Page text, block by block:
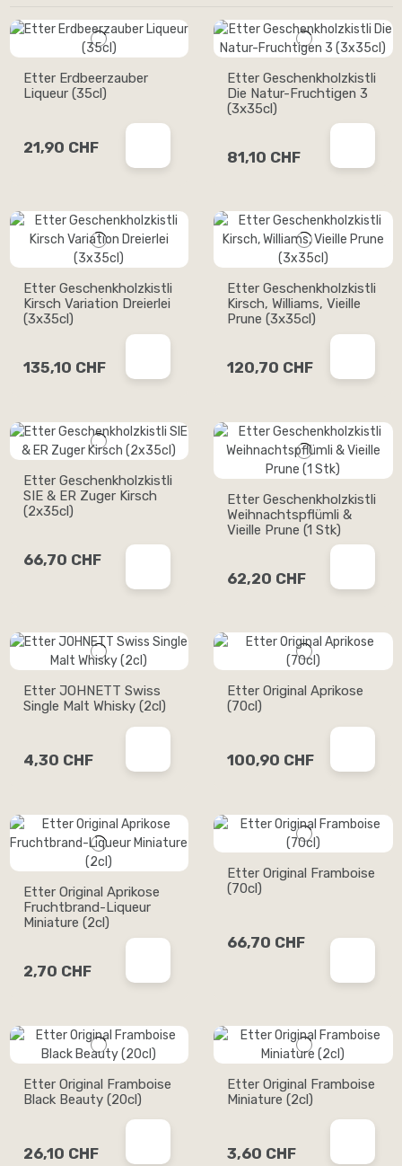
Etter Erdbeerzauber
Liqueur (35cl)
21,90 CHF
Etter Geschenkholzkistli
Die Natur-Fruchtigen 3
(3x35cl)
81,10 CHF
Etter Geschenkholzkistli
Kirsch Variation Dreierlei
(3x35cl)
135,10 CHF
Etter Geschenkholzkistli
Kirsch, Williams, Vieille
Prune (3x35cl)
120,70 CHF
Etter Geschenkholzkistli
SIE & ER Zuger Kirsch
(2x35cl)
66,70 CHF
Etter Geschenkholzkistli
Weihnachtspflümli &
Vieille Prune (1 Stk)
62,20 CHF
Etter JOHNETT Swiss
Single Malt Whisky (2cl)
4,30 CHF
Etter Original Aprikose
(70cl)
100,90 CHF
Etter Original Aprikose
Fruchtbrand-Liqueur
Miniature (2cl)
2,70 CHF
Etter Original Framboise
(70cl)
66,70 CHF
Etter Original Framboise
Black Beauty (20cl)
26,10 CHF
Etter Original Framboise
Miniature (2cl)
3,60 CHF